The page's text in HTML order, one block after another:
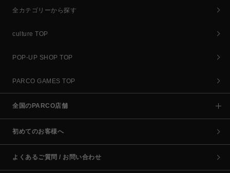
全カテゴリーから探す
culture TOP
POP-UP SHOP TOP
PARCO GAMES TOP
全国のPARCO店舗
初めてのお客様へ
よくあるご質問 / お問い合わせ